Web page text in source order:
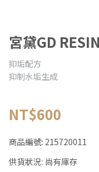
宮黛GD
抑垢配方
抑制水垢生成
NT$600
商品編號: 215720011
供貨狀況: 尚有庫存